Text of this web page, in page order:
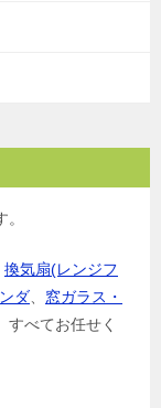
換気扇(レンジフ
ダ
窓ガラス・
すべてお任せく